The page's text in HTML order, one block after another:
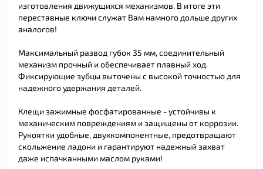
изготовления движущихся механизмов. В итоге эти
переставные ключи служат Вам намного дольше других
аналогов!
Максимальный развод губок 35 мм, соединительный
механизм прочный и обеспечивает плавный ход.
Фиксирующие зубцы выточены с высокой точностью для
надежного удержания деталей.
Клещи зажимные фосфатированные - устойчивы к
механическим повреждениям и защищены от коррозии.
Рукоятки удобные, двухкомпонентные, предотвращают
скольжение ладони и гарантируют надежный захват
даже испачканными маслом руками!